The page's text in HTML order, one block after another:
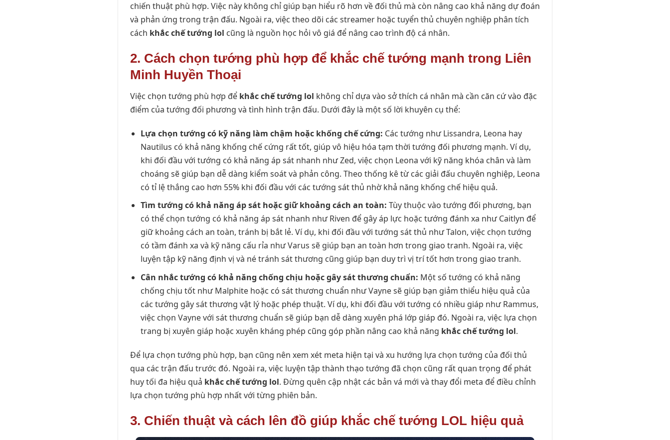
chiến thuật phù hợp. Việc này không chỉ giúp bạn hiểu rõ hơn về đối thủ mà còn nâng cao khả năng dự đoán
và phản ứng trong trận đấu. Ngoài ra, việc theo dõi các streamer hoặc tuyển thủ chuyên nghiệp phân tích
cách khắc chế tướng lol cũng là nguồn học hỏi vô giá để nâng cao trình độ cá nhân.
2. Cách chọn tướng phù hợp để khắc chế tướng mạnh trong Liên
Minh Huyền Thoại
Việc chọn tướng phù hợp để khắc chế tướng lol không chỉ dựa vào sở thích cá nhân mà cần căn cứ vào đặc
điểm của tướng đối phương và tình hình trận đấu. Dưới đây là một số lời khuyên cụ thể:
Lựa chọn tướng có kỹ năng làm chậm hoặc khống chế cứng: Các tướng như Lissandra, Leona hay
Nautilus có khả năng khống chế cứng rất tốt, giúp vô hiệu hóa tạm thời tướng đối phương mạnh. Ví dụ,
khi đối đầu với tướng có khả năng áp sát nhanh như Zed, việc chọn Leona với kỹ năng khóa chân và làm
choáng sẽ giúp bạn dễ dàng kiểm soát và phản công. Theo thống kê từ các giải đấu chuyên nghiệp, Leona
có tỉ lệ thắng cao hơn 55% khi đối đầu với các tướng sát thủ nhờ khả năng khống chế hiệu quả.
Tìm tướng có khả năng áp sát hoặc giữ khoảng cách an toàn: Tùy thuộc vào tướng đối phương, bạn
có thể chọn tướng có khả năng áp sát nhanh như Riven để gây áp lực hoặc tướng đánh xa như Caitlyn để
giữ khoảng cách an toàn, tránh bị bắt lẻ. Ví dụ, khi đối đầu với tướng sát thủ như Talon, việc chọn tướng
có tầm đánh xa và kỹ năng cấu rỉa như Varus sẽ giúp bạn an toàn hơn trong giao tranh. Ngoài ra, việc
luyện tập kỹ năng định vị và né tránh sát thương cũng giúp bạn duy trì vị trí tốt hơn trong giao tranh.
Cân nhắc tướng có khả năng chống chịu hoặc gây sát thương chuẩn: Một số tướng có khả năng
chống chịu tốt như Malphite hoặc có sát thương chuẩn như Vayne sẽ giúp bạn giảm thiểu hiệu quả của
các tướng gây sát thương vật lý hoặc phép thuật. Ví dụ, khi đối đầu với tướng có nhiều giáp như Rammus,
việc chọn Vayne với sát thương chuẩn sẽ giúp bạn dễ dàng xuyên phá lớp giáp đó. Ngoài ra, việc lựa chọn
trang bị xuyên giáp hoặc xuyên kháng phép cũng góp phần nâng cao khả năng khắc chế tướng lol.
Để lựa chọn tướng phù hợp, bạn cũng nên xem xét meta hiện tại và xu hướng lựa chọn tướng của đối thủ
qua các trận đấu trước đó. Ngoài ra, việc luyện tập thành thạo tướng đã chọn cũng rất quan trọng để phát
huy tối đa hiệu quả khắc chế tướng lol. Đừng quên cập nhật các bản vá mới và thay đổi meta để điều chỉnh
lựa chọn tướng phù hợp nhất với từng phiên bản.
3. Chiến thuật và cách lên đồ giúp khắc chế tướng LOL hiệu quả